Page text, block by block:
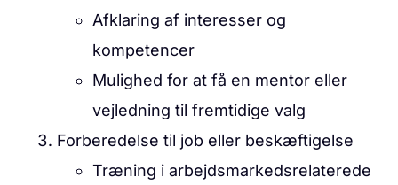
Afklaring af interesser og
kompetencer
Mulighed for at få en mentor eller
vejledning til fremtidige valg
Forberedelse til job eller beskæftigelse
Træning i arbejdsmarkedsrelaterede